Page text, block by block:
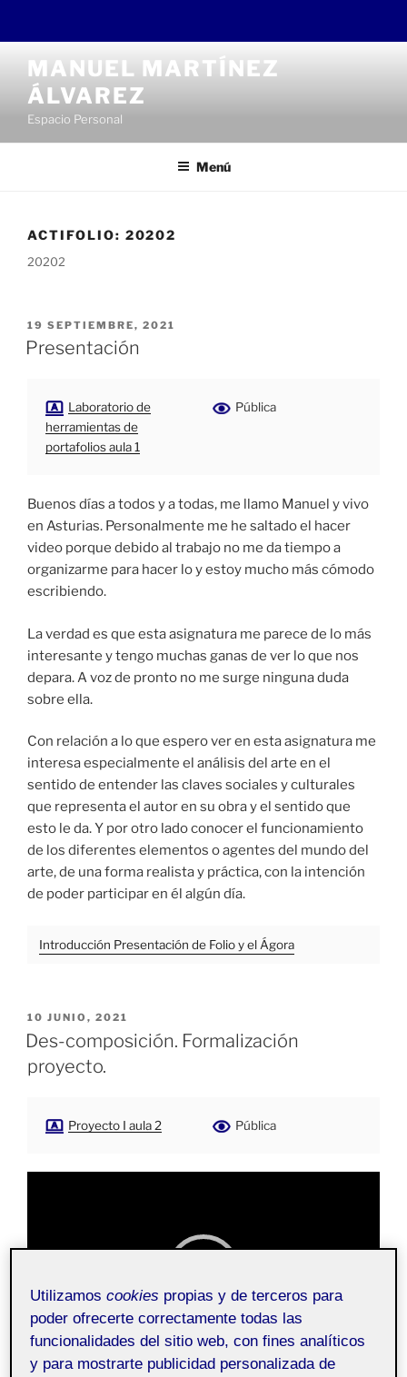
contenido
MANUEL MARTÍNEZ
ÁLVAREZ
Espacio Personal
Menú
ACTIFOLIO: 20202
20202
PUBLICADO
EL
19 SEPTIEMBRE, 2021
Presentación
Laboratorio de
herramientas de
portafolios aula 1
Pública
Buenos días a todos y a todas, me llamo Manuel y vivo
en Asturias. Personalmente me he saltado el hacer
video porque debido al trabajo no me da tiempo a
organizarme para hacer lo y estoy mucho más cómodo
escribiendo.
La verdad es que esta asignatura me parece de lo más
interesante y tengo muchas ganas de ver lo que nos
depara. A voz de pronto no me surge ninguna duda
sobre ella.
Con relación a lo que espero ver en esta asignatura me
interesa especialmente el análisis del arte en el
sentido de entender las claves sociales y culturales
que representa el autor en su obra y el sentido que
esto le da. Y por otro lado conocer el funcionamiento
de los diferentes elementos o agentes del mundo del
arte, de una forma realista y práctica, con la intención
de poder participar en él algún día.
Introducción Presentación de Folio y el Ágora
PUBLICADO
EL
10 JUNIO, 2021
Des-composición. Formalización
proyecto.
Proyecto I aula 2 Pública
Utilizamoscookies propias y de terceros para
poder ofrecerte correctamente todas las
funcionalidades del sitio web, con fines analíticos
y para mostrarte publicidad personalizada de